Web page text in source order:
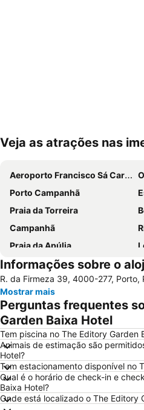
Ampliar mapa
Veja as atrações nas
Aeroporto Francisco Sá Carneiro
Porto Campanhã
Praia da Torreira
Campanhã
Praia da Apúlia
Parque aquático de Amarante
Praia do Furadouro
Magikland
Norteshopping
Baixa
Casa da Música
Estação São Bento
Europarque
Praia da Aguda
Informações sobre o
R. da Firmeza 39, 4000-277, Porto,
Mostrar mais
Perguntas frequentes
Garden Baixa Hotel
Tem piscina no The Editory Garden
Animais de estimação são
Hotel?
Tem estacionamento disponível no
Qual é o horário de check-in e
Baixa Hotel?
Onde está localizado o The Editory